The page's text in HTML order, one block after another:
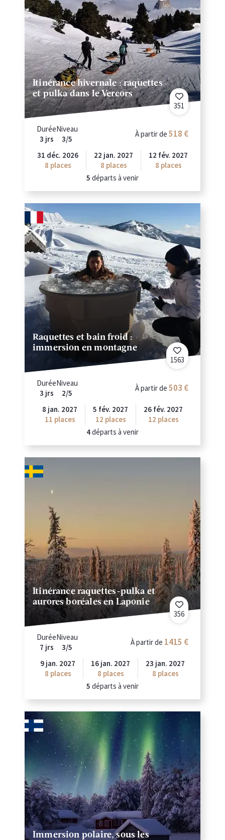
Itinérance hivernale : raquettes
et pulka dans le Vercors
351
Durée
3 jrs
Niveau
3/5
À partir de 518
31 déc. 2026
8 places
22 jan. 2027
8 places
12 fév. 2027
8 places
5 départs à venir
Raquettes et bain froid :
immersion en montagne
1563
Durée
3 jrs
Niveau
2/5
À partir de 503
8 jan. 2027
11 places
5 fév. 2027
12 places
26 fév. 2027
12 places
4départs à venir
Itinérance raquettes-pulka et
aurores boréales en Laponie
356
Durée
7 jrs
Niveau
3/5
À partir de 1415
9 jan. 2027
8 places
16 jan. 2027
8 places
23 jan. 2027
8 places
5 départs à venir
Immersion polaire, sous les